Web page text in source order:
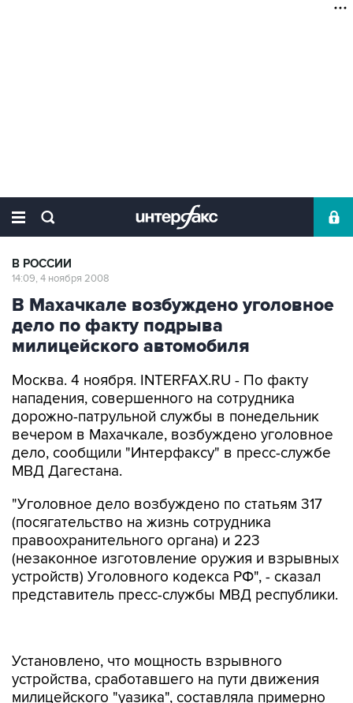
В РОССИИ
14:09, 4 ноября 2008
В Махачкале возбуждено уголовное
дело по факту подрыва
милицейского автомобиля
Москва. 4 ноября. INTERFAX.RU - По факту
нападения, совершенного на сотрудника
дорожно-патрульной службы в понедельник
вечером в Махачкале, возбуждено уголовное
дело, сообщили "Интерфаксу" в пресс-службе
МВД Дагестана.
"Уголовное дело возбуждено по статьям 317
(посягательство на жизнь сотрудника
правоохранительного органа) и 223
(незаконное изготовление оружия и взрывных
устройств) Уголовного кодекса РФ", - сказал
представитель пресс-службы МВД республики.
милицейского "уазика", составляла примерно
3,5 кг в тротиловом эквиваленте. "Бомба была